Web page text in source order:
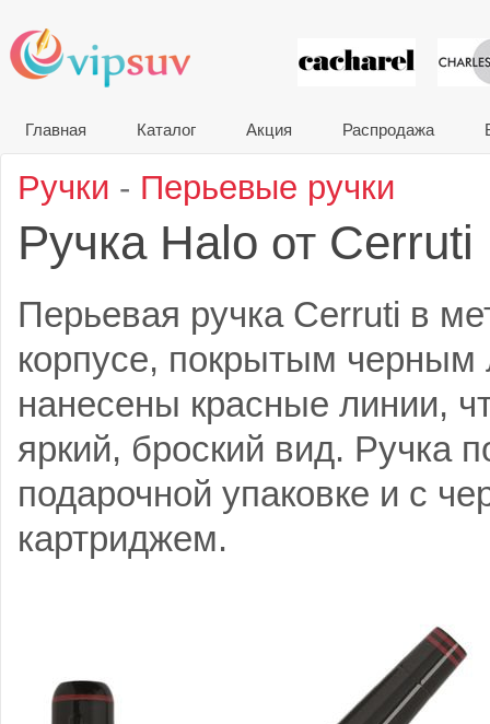
VIP
Главная Каталог Акция Распродажа
Ручки - Перьевые ручки
Ручка Halo от Cerruti
Перьевая ручка Cerruti в
корпусе, покрытым черным
нанесены красные линии,
яркий, броский вид. Ручка
подарочной упаковке и с
картриджем.